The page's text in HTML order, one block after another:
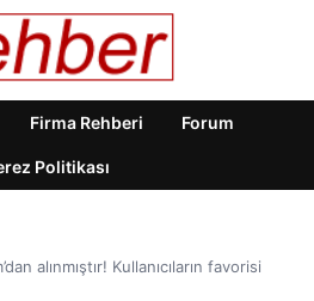
Firma Rehberi Forum
Politikası
alınmıştır! Kullanıcıların favorisi